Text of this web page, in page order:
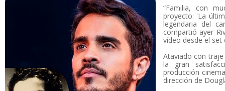
“Familia, con
proyecto: 'La
legendaria del
compartió ayer
vídeo desde el set
Ataviado con
la gran
producción
dirección de